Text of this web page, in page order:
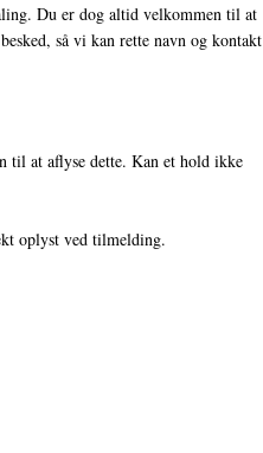
Du er dog altid velkommen til at
så vi kan rette navn og kontakt
til at aflyse dette. Kan et hold ikke
oplyst ved tilmelding.